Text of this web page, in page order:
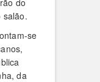
do
salão.
se
da